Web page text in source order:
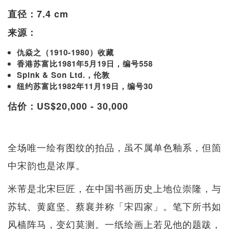
直径：7.4 cm
来源：
仇焱之（1910-1980）收藏
香港苏富比1981年5月19日，编号558
Spink & Son Ltd.，伦敦
纽约苏富比1982年11月19日，编号30
估价：US$20,000 - 30,000
全场唯一绘有图纹的拍品，虽不属单色釉系，但箇
中宋韵也是浓厚。
米芾是北宋巨匠，在中国书画历史上地位崇隆，与
苏轼、黄庭坚、蔡襄并称「宋四家」。笔下所书如
风樯阵马，变幻莫测。一纸绘画上若见他的题跋，